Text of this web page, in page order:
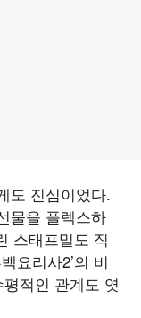
도 진심이었다.
물을 플렉스하
스태프밀도 직
요리사2’의 비
적인 관계도 엿